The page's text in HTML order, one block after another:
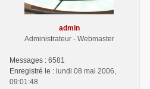
admin
Administrateur - Webmaster
Messages : 6581
Enregistré le : lundi 08 mai 2006,
09:01:48